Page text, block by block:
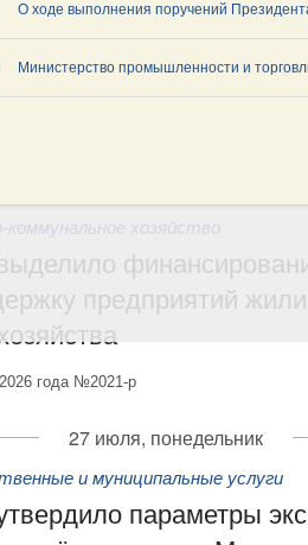
О ходе выполнения поручений
Министерство промышленности и
авиации
хозяйство
предприятий
года №2021-р
27 июля, понедельник
и муниципальные услуги
параметры